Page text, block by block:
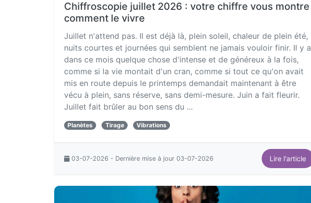
Chiffroscopie juillet 2026 : votre chiffre vous montre
comment le vivre
Juillet n'attend pas. Il est déjà là, plein soleil, chaleur de plein été,
nuits courtes et journées qui semblent ne jamais vouloir finir. Il y a
dans ce mois quelque chose d'intense et de généreux à la fois,
comme si la vie montait d'un cran, comme si tout ce qu'on avait
mis en route depuis le printemps demandait maintenant à être
vécu à plein, sans réserve, sans demi-mesure. Juin a fait fleurir.
Juillet fait brûler au bon sens du ...
Planètes Tirage Vibrations
03-07-2026 - Dernière mise à jour 03-07-2026 Lire l'article